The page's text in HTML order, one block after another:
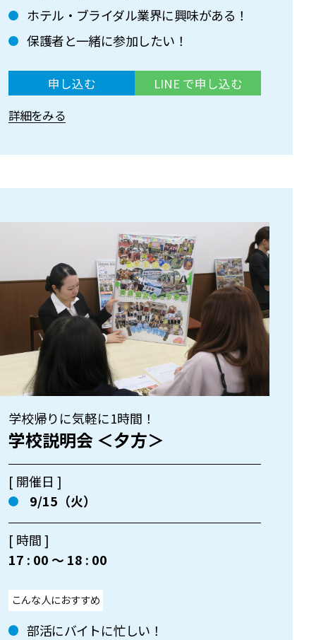
ホテル・ブライダル業界に興味がある！
保護者と一緒に参加したい！
申し込む
LINE で申し込む
詳細をみる
学校帰りに気軽に1時間！
学校説明会 ＜夕方＞
[ 開催日 ]
9/15（火）
[ 時間 ]
17 : 00 〜 18 : 00
こんな人におすすめ
部活にバイトに忙しい！